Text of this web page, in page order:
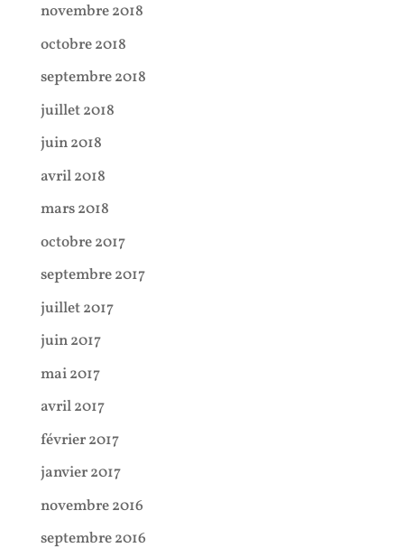
novembre 2018
octobre 2018
septembre 2018
juillet 2018
juin 2018
avril 2018
mars 2018
octobre 2017
septembre 2017
juillet 2017
juin 2017
mai 2017
avril 2017
février 2017
janvier 2017
novembre 2016
septembre 2016